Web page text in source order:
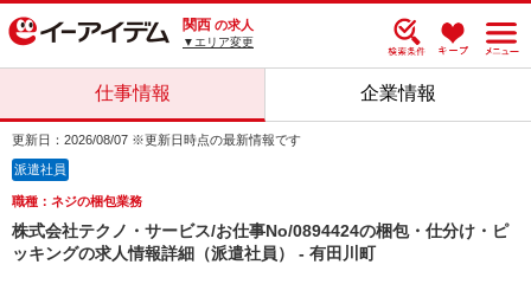
関西 の求人
▼エリア変更
仕事情報 企業情報
更新日：2026/08/07 ※更新日時点の最新情報です
派遣社員
職種：ネジの梱包業務
株式会社テクノ・サービス/お仕事No/0894424の梱包・仕分け・ピ
ッキングの求人情報詳細（派遣社員） - 有田川町